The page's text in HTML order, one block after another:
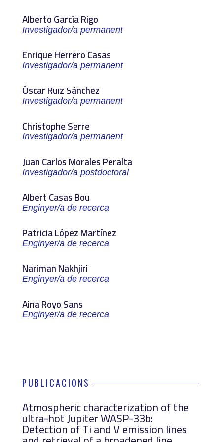
Alberto García Rigo
Investigador/a permanent
Enrique Herrero Casas
Investigador/a permanent
Óscar Ruiz Sánchez
Investigador/a permanent
Christophe Serre
Investigador/a permanent
Juan Carlos Morales Peralta
Investigador/a postdoctoral
Albert Casas Bou
Enginyer/a de recerca
Patricia López Martínez
Enginyer/a de recerca
Nariman Nakhjiri
Enginyer/a de recerca
Aina Royo Sans
Enginyer/a de recerca
PUBLICACIONS
Atmospheric characterization of the
ultra-hot Jupiter WASP-33b:
Detection of Ti and V emission lines